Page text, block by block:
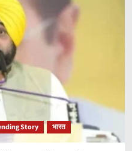
Story भारत